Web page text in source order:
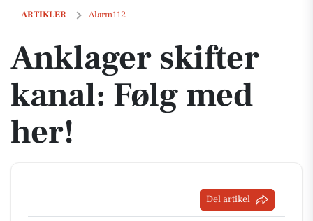
ARTIKLER Alarm112
Anklager skifter kanal: Følg med her!
Anklager skifter
kanal: Følg med
her!
Del artikel